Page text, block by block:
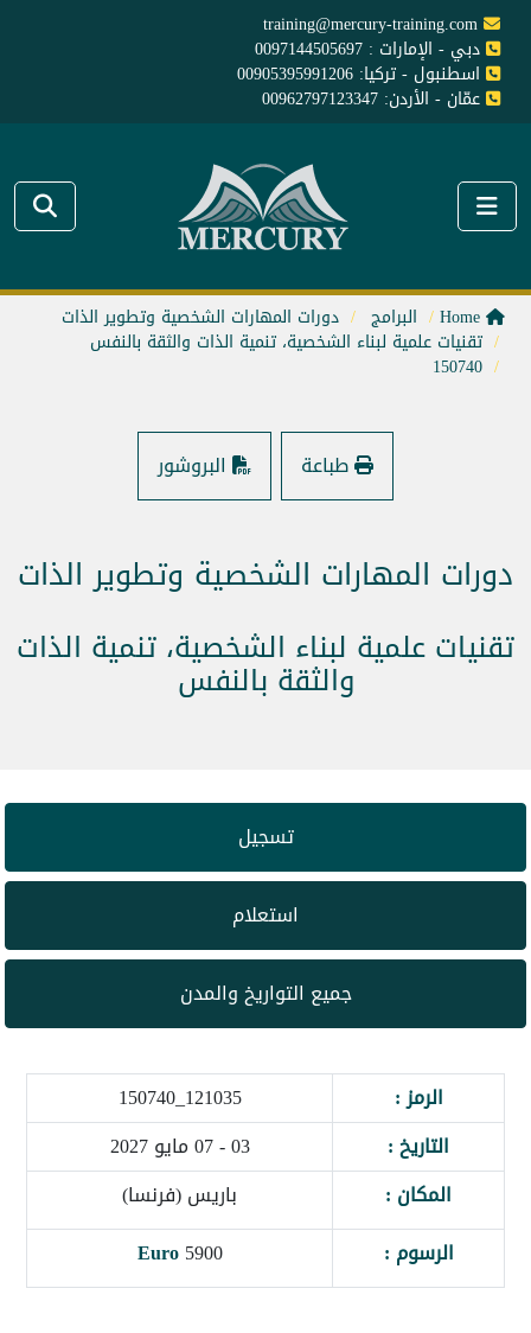
training@mercury-training.com
دبي - الإمارات : 0097144505697
اسطنبول - تركيا: 00905395991206
عمّان - الأردن: 00962797123347
البرامج دورات المهارات الشخصية وتطوير الذات
تقنيات علمية لبناء الشخصية، تنمية الذات والثقة بالنفس
150740
طباعة البروشور
دورات المهارات الشخصية وتطوير الذات
تقنيات علمية لبناء الشخصية، تنمية الذات
والثقة بالنفس
تسجيل
استعلام
جميع التواريخ والمدن
الرمز :
121035_150740
التاريخ :
03 - 07 مايو 2027
المكان :
باريس (فرنسا)
الرسوم :
5900
Euro